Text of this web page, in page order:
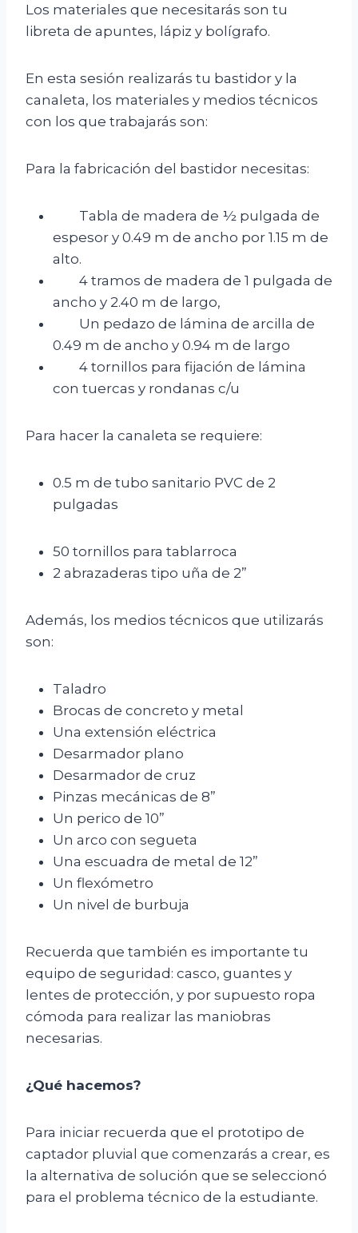
Los materiales que necesitarás son tu
libreta de apuntes, lápiz y bolígrafo.
En esta sesión realizarás tu bastidor y la
canaleta, los materiales y medios técnicos
con los que trabajarás son:
Para la fabricación del bastidor necesitas:
Tabla de madera de ½ pulgada de
espesor y 0.49 m de ancho por 1.15 m de
alto.
4 tramos de madera de 1 pulgada de
ancho y 2.40 m de largo,
Un pedazo de lámina de arcilla de
0.49 m de ancho y 0.94 m de largo
4 tornillos para fijación de lámina
con tuercas y rondanas c/u
Para hacer la canaleta se requiere:
0.5 m de tubo sanitario PVC de 2
pulgadas
50 tornillos para tablarroca
2 abrazaderas tipo uña de 2”
Además, los medios técnicos que utilizarás
son:
Taladro
Brocas de concreto y metal
Una extensión eléctrica
Desarmador plano
Desarmador de cruz
Pinzas mecánicas de 8”
Un perico de 10”
Un arco con segueta
Una escuadra de metal de 12”
Un flexómetro
Un nivel de burbuja
Recuerda que también es importante tu
equipo de seguridad: casco, guantes y
lentes de protección, y por supuesto ropa
cómoda para realizar las maniobras
necesarias.
¿Qué hacemos?
Para iniciar recuerda que el prototipo de
captador pluvial que comenzarás a crear, es
la alternativa de solución que se seleccionó
para el problema técnico de la estudiante.